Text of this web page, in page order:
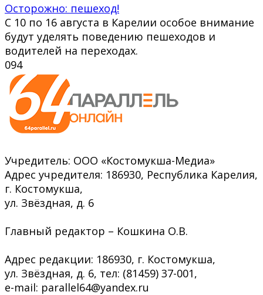
Осторожно: пешеход!
С 10 по 16 августа в Карелии особое внимание
будут уделять поведению пешеходов и
водителей на переходах.
094
Учредитель: ООО «Костомукша-Медиа»
Адрес учредителя: 186930, Республика Карелия,
г. Костомукша,
ул. Звёздная, д. 6
Главный редактор – Кошкина О.В.
Адрес редакции: 186930, г. Костомукша,
ул. Звёздная, д. 6, тел: (81459) 37-001,
e-mail: parallel64@yandex.ru